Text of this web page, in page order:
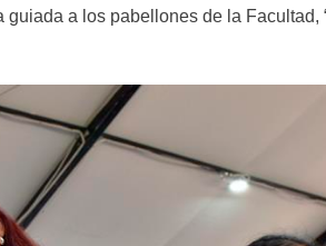
a los pabellones de la Facultad,